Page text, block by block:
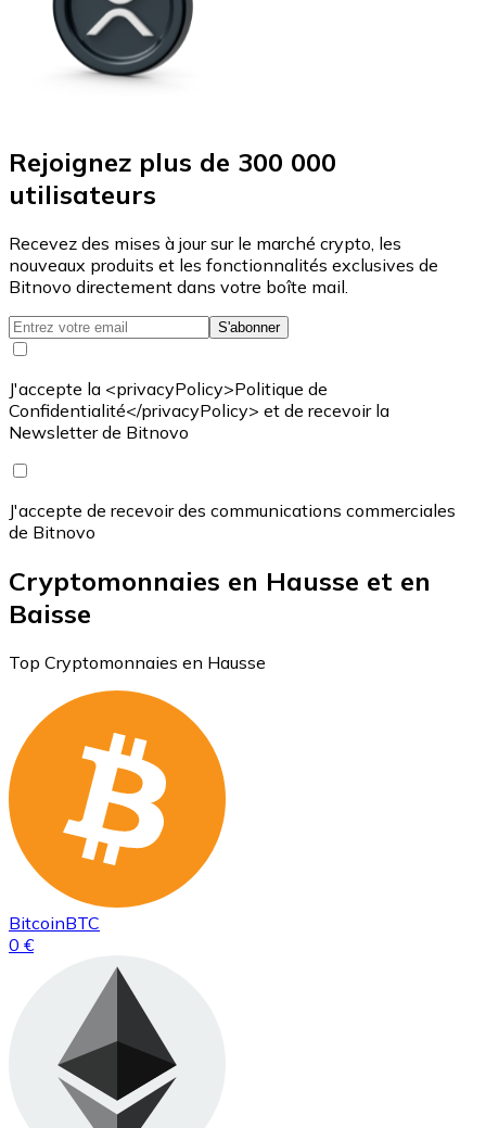
Rejoignez plus de 300 000
utilisateurs
Recevez des mises à jour sur le marché crypto, les
nouveaux produits et les fonctionnalités exclusives de
Bitnovo directement dans votre boîte mail.
S'abonner
J'accepte la <privacyPolicy>Politique de
Confidentialité</privacyPolicy> et de recevoir la
Newsletter de Bitnovo
J'accepte de recevoir des communications commerciales
de Bitnovo
Cryptomonnaies en Hausse et en
Baisse
Top Cryptomonnaies en Hausse
BitcoinBTC
0 €